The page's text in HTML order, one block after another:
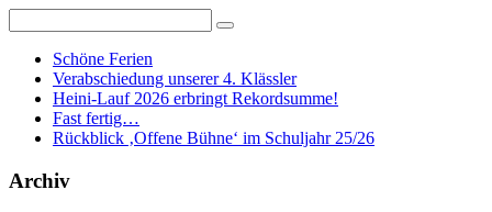
Schöne Ferien
Verabschiedung unserer 4. Klässler
Heini-Lauf 2026 erbringt Rekordsumme!
Fast fertig…
Rückblick ‚Offene Bühne‘ im Schuljahr 25/26
Archiv